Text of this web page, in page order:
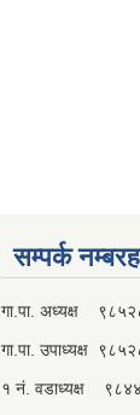
सम्पर्क
गा.पा. अध्यक्ष
गा.पा. उपाध्यक्ष
१ नं. वडाध्यक्ष